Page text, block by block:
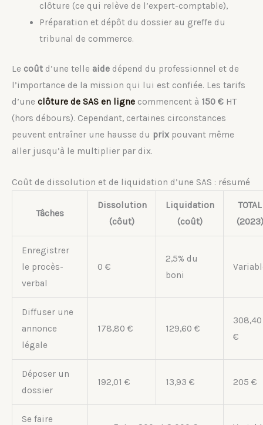
clôture (ce qui relève de l’expert-comptable),
Préparation et dépôt du dossier au greffe du
tribunal de commerce.
Le coût d’une telle aide dépend du professionnel et de
l’importance de la mission qui lui est confiée. Les tarifs
d’une clôture de SAS en ligne commencent à 150 € HT
(hors débours). Cependant, certaines circonstances
peuvent entraîner une hausse du prix pouvant même
aller jusqu’à le multiplier par dix.
Coût de dissolution et de liquidation d’une SAS : résumé
Tâches
Dissolution
(côut)
Liquidation
(coût)
TOTAL
(2023)
Enregistrer
le procès-
verbal
0 €
2,5% du
boni
Diffuser une
annonce
légale
178,80 € 129,60 €
308,40
€
Déposer un
dossier
192,01 € 13,93 € 205 €
Se faire